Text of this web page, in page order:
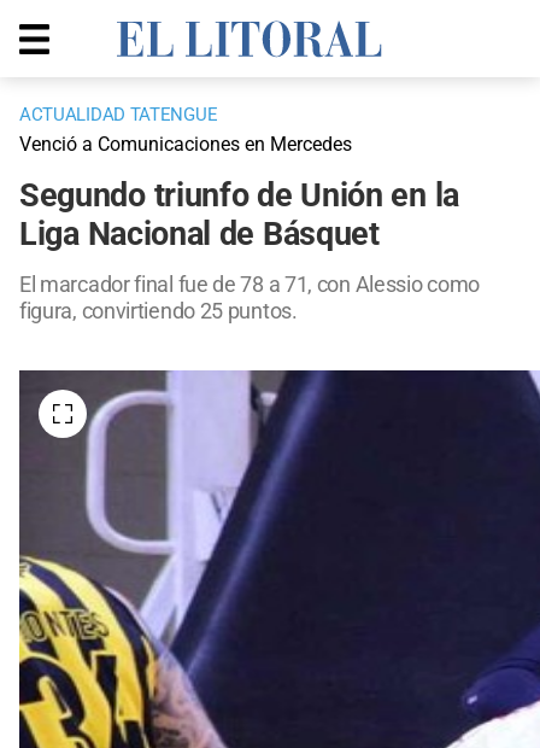
ACTUALIDAD TATENGUE
Venció a Comunicaciones en Mercedes
Segundo triunfo de Unión en la
Liga Nacional de Básquet
El marcador final fue de 78 a 71, con Alessio como
figura, convirtiendo 25 puntos.